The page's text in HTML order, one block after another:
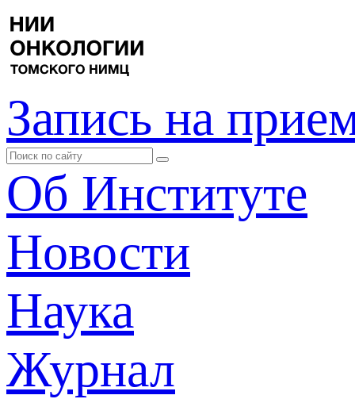
Запись на
Об Институте
Новости
Наука
Журнал